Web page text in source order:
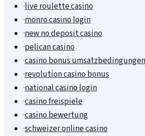
·live roulette casino
·monro casino login
·new no deposit casino
·pelican casino
·casino bonus umsatzbedingungen
·revolution casino bonus
·national casino login
·casino freispiele
·casino bewertung
·schweizer online casino